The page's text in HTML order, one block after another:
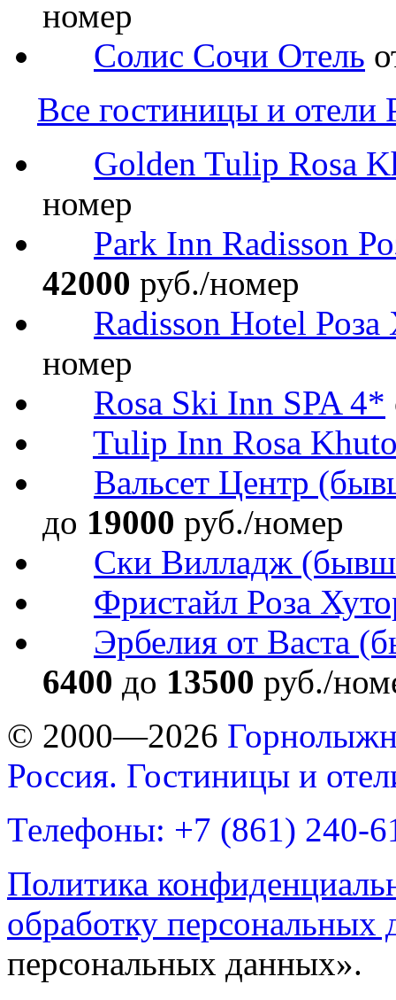
номер
Солис Сочи Отель
Все гостиницы и отели
Golden Tulip Rosa
номер
Park Inn Radisson
42000 руб./номер
Radisson Hotel Роза
номер
Rosa Ski Inn SPA 4*
Tulip Inn Rosa
Вальсет Центр
до 19000 руб./номер
Ски Вилладж
Фристайл Роза
Эрбелия от Васта
6400 до 13500 руб./
© 2000—2026
Россия. Гостиницы и
Телефоны: +7 (861) 240-
Политика
обработку персональных
персональных данных».